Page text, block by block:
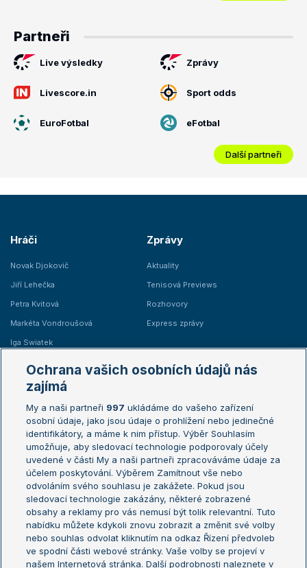
Partneři
Live výsledky Zprávy
Livescore.in Sport odds
EuroFotbal eFotbal
Další partneři
Hráči
Novak Djokovič
Jiří Lehečka
Petra Kvitová
Markéta Vondroušová
Iga Swiatek
Zprávy
Aktuality
Tenisová Previews
Rozhovory
Express zprávy
Žebříčky
Žebříček ATP (muži)
Žebříček WTA (ženy)
Sázkařský žebříček
Australian Open
French Open
Wimbledon
US Open
Turnaj mistrů
Turnaj mistryň
Aktualní trendy
Fotbalové přestupy
Ochrana vašich osobních údajů nás
zajímá
My a naši partneři 997 ukládáme do vašeho zařízení
osobní údaje, jako jsou údaje o prohlížení nebo jedinečné
identifikátory, a máme k nim přístup. Výběr Souhlasím
umožňuje, aby sledovací technologie podporovaly účely
uvedené v části My a naši partneři zpracováváme údaje za
účelem poskytování. Výběrem Zamítnout vše nebo
odvoláním svého souhlasu je zakážete. Pokud jsou
sledovací technologie zakázány, některé zobrazené
obsahy a reklamy pro vás nemusí být tolik relevantní. Tuto
nabídku můžete kdykoli znovu zobrazit a změnit své volby
nebo souhlas odvolat kliknutím na odkaz Řízení předvoleb
ve spodní části webové stránky. Vaše volby se projeví v
našem Internetová stránka. Další podrobnosti naleznete v